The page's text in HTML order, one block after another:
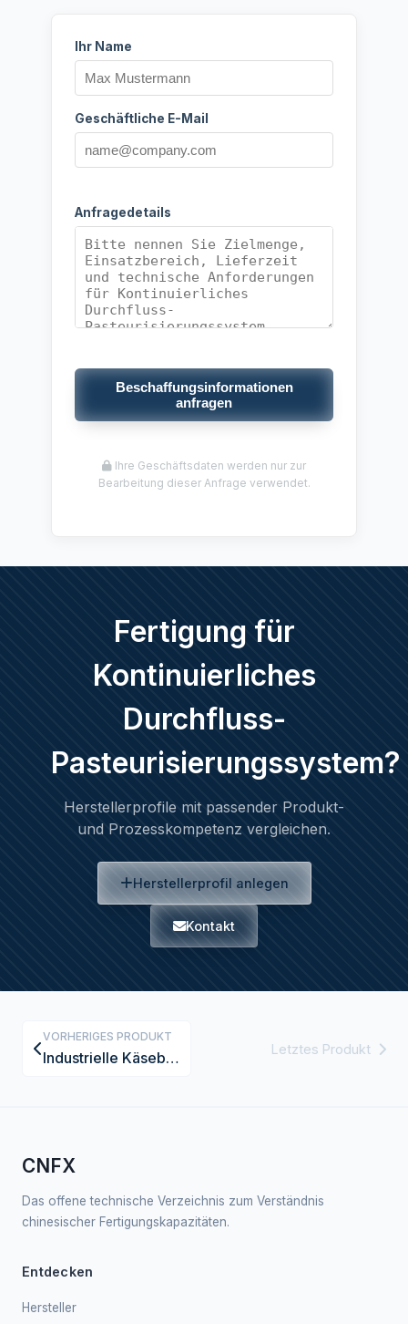
Ihr Name
Geschäftliche E-Mail
Anfragedetails
Beschaffungsinformationen
anfragen
Ihre Geschäftsdaten werden nur zur
Bearbeitung dieser Anfrage verwendet.
Fertigung für
Kontinuierliches
Durchfluss-
Pasteurisierungssystem?
Herstellerprofile mit passender Produkt-
und Prozesskompetenz vergleichen.
Herstellerprofil anlegen
Kontakt
VORHERIGES PRODUKT
Industrielle Käsebruch-Abtropftisch nach DIN-Normen Letztes Produkt
CNFX
Das offene technische Verzeichnis zum Verständnis
chinesischer Fertigungskapazitäten.
Entdecken
Hersteller